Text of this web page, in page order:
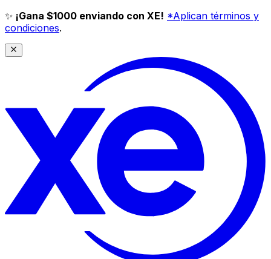
✨ ¡Gana $1000 enviando con XE! *Aplican términos y
condiciones.